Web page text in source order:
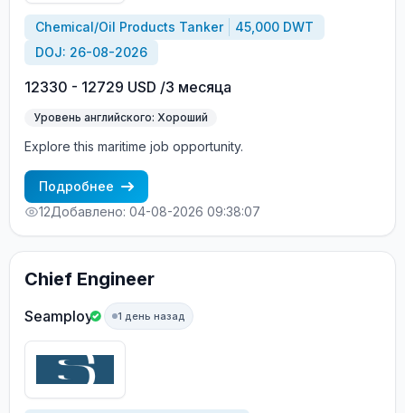
Chemical/Oil Products Tanker
45,000 DWT
DOJ: 26-08-2026
12330 - 12729 USD /3 месяца
Уровень английского: Хороший
Explore this maritime job opportunity.
Подробнее
12Добавлено: 04-08-2026 09:38:07
Chief Engineer
Seamploy 1 день назад